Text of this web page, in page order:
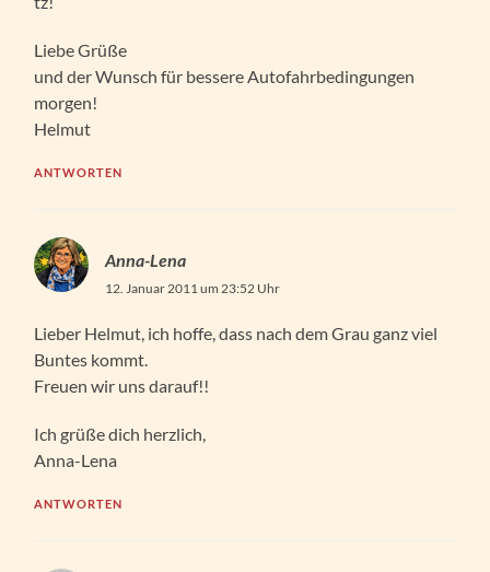
Liebe Grüße
und der Wunsch für bessere Autofahrbedingungen
morgen!
Helmut
ANTWORTEN
Anna-Lena
12. Januar 2011 um 23:52 Uhr
Lieber Helmut, ich hoffe, dass nach dem Grau ganz viel
Buntes kommt.
Freuen wir uns darauf!!
Ich grüße dich herzlich,
Anna-Lena
ANTWORTEN